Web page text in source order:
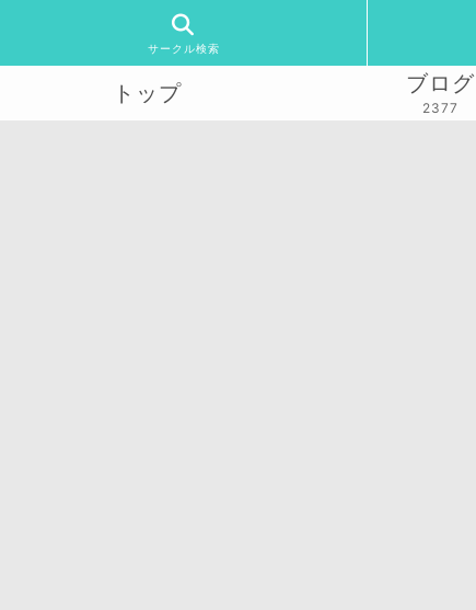
サークル検索
トップ ブログ
2377